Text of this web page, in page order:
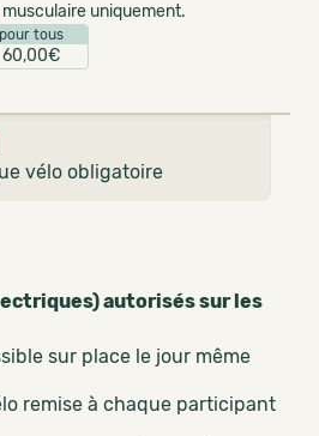
uniquement.
pour tous
60,00€
vélo obligatoire
autorisés sur les
sur place le jour même
remise à chaque participant